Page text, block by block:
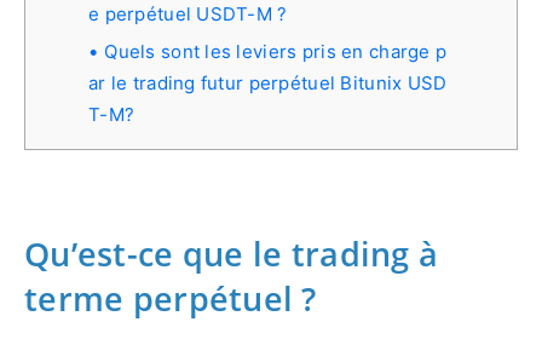
e perpétuel USDT-M ?
Quels sont les leviers pris en charge p
ar le trading futur perpétuel Bitunix USD
T-M?
Qu’est-ce que le trading à
terme perpétuel ?